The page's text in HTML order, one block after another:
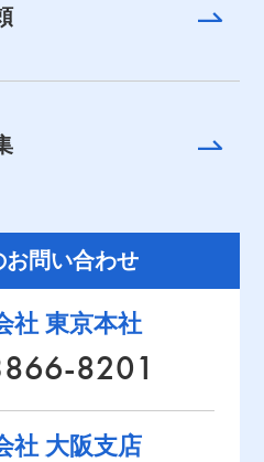
お問い合わせ
社 東京本社
8201
社 大阪支店